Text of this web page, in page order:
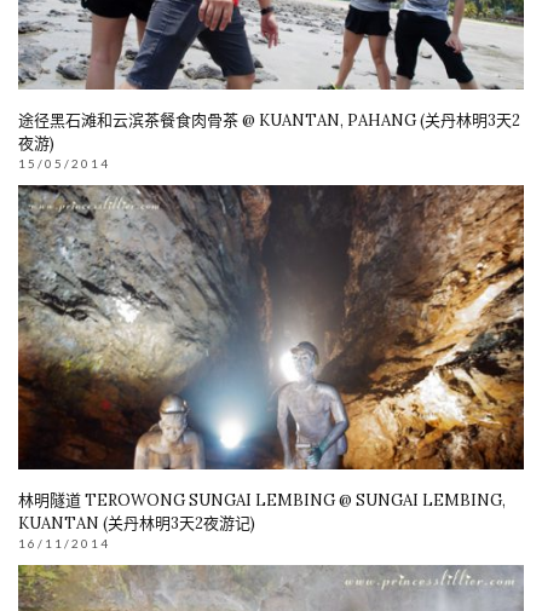
途径黑石滩和云滨茶餐食肉骨茶 @ KUANTAN, PAHANG (关丹林明3天2
夜游)
15/05/2014
林明隧道 TEROWONG SUNGAI LEMBING @ SUNGAI LEMBING,
KUANTAN (关丹林明3天2夜游记)
16/11/2014